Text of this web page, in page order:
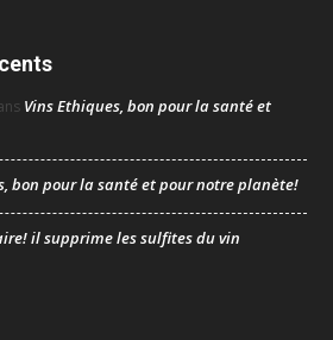
Vins Ethiques, bon pour la santé et
bon pour la santé et pour notre planète!
il supprime les sulfites du vin